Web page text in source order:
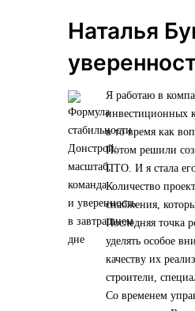
Наталья
Я работаю в
инвестиционных
в то время как
Потом решили
ПТО. И я стала
Количество
снабжения,
Последняя точка
уделять особое
качеству их
строители,
Со временем